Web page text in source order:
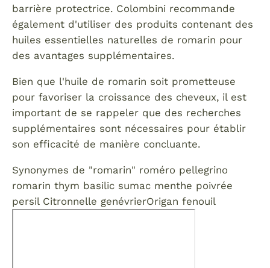
barrière protectrice. Colombini recommande
également d'utiliser des produits contenant des
huiles essentielles naturelles de romarin pour
des avantages supplémentaires.
Bien que l'huile de romarin soit prometteuse
pour favoriser la croissance des cheveux, il est
important de se rappeler que des recherches
supplémentaires sont nécessaires pour établir
son efficacité de manière concluante.
Synonymes de "romarin" roméro pellegrino
romarin thym basilic sumac menthe poivrée
persil Citronnelle genévrierOrigan fenouil